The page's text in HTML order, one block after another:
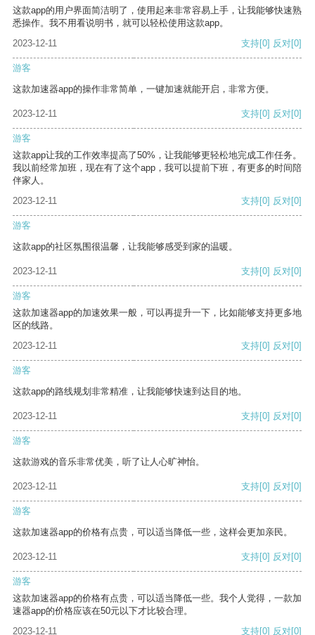
这款app的用户界面简洁明了，使用起来非常容易上手，让我能够快速熟
悉操作。我不用看说明书，就可以轻松使用这款app。
2023-12-11
支持[0] 反对[0]
游客
这款加速器app的操作非常简单，一键加速就能开启，非常方便。
2023-12-11 支持[0] 反对[0]
游客
这款app让我的工作效率提高了50%，让我能够更轻松地完成工作任务。
我以前经常加班，现在有了这个app，我可以提前下班，有更多的时间陪
伴家人。
2023-12-11
支持[0] 反对[0]
游客
这款app的社区氛围很温馨，让我能够感受到家的温暖。
2023-12-11 支持[0] 反对[0]
游客
这款加速器app的加速效果一般，可以再提升一下，比如能够支持更多地
区的线路。
2023-12-11
支持[0] 反对[0]
游客
这款app的路线规划非常精准，让我能够快速到达目的地。
2023-12-11 支持[0] 反对[0]
游客
这款游戏的音乐非常优美，听了让人心旷神怡。
2023-12-11 支持[0] 反对[0]
游客
这款加速器app的价格有点贵，可以适当降低一些，这样会更加亲民。
2023-12-11 支持[0] 反对[0]
游客
这款加速器app的价格有点贵，可以适当降低一些。我个人觉得，一款加
速器app的价格应该在50元以下才比较合理。
2023-12-11
支持[0] 反对[0]